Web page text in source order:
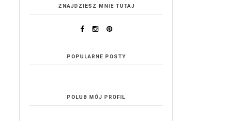
ZNAJDZIESZ MNIE TUTAJ
POPULARNE POSTY
POLUB MÓJ PROFIL